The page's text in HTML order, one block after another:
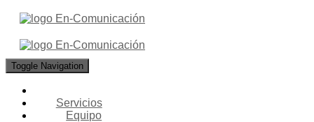
Toggle Navigation
Servicios
Equipo